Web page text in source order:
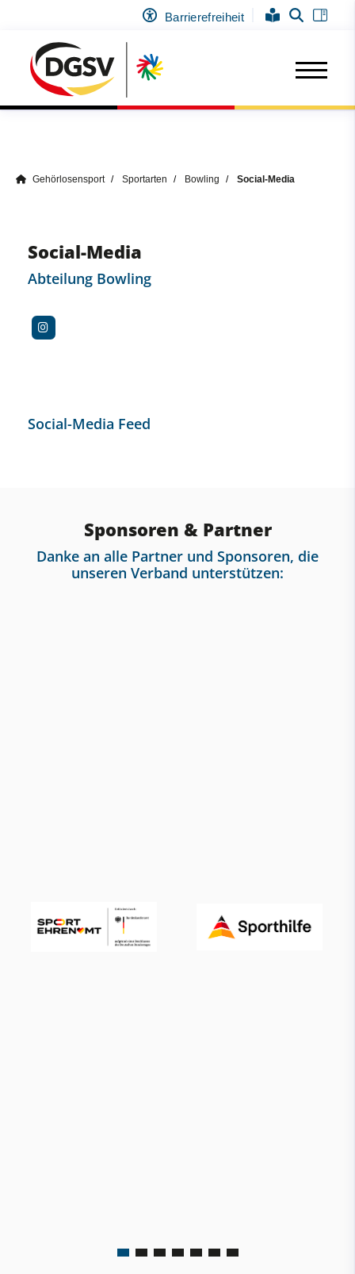
Barrierefreiheit
Gehörlosensport Sportarten Bowling Social-Media
Social-Media
Abteilung Bowling
Social-Media Feed
Sponsoren & Partner
Danke an alle Partner und Sponsoren, die
unseren Verband unterstützen: